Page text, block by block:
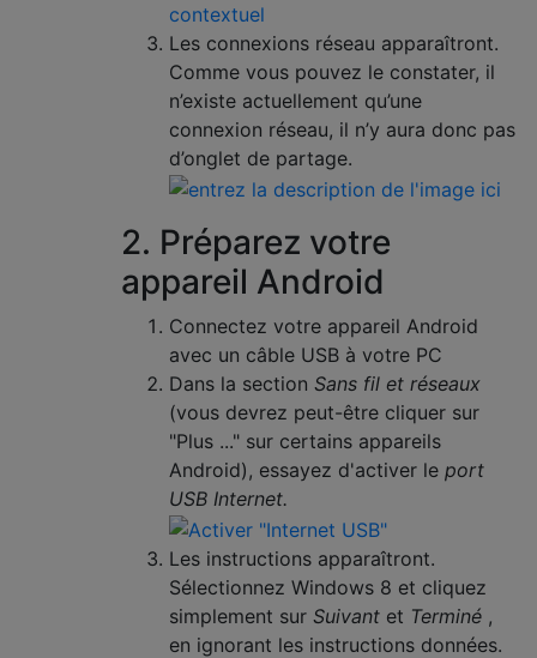
Les connexions réseau apparaîtront.
Comme vous pouvez le constater, il
n’existe actuellement qu’une
connexion réseau, il n’y aura donc pas
d’onglet de partage.
2. Préparez votre
appareil Android
Connectez votre appareil Android
avec un câble USB à votre PC
Dans la section Sans fil et réseaux
(vous devrez peut-être cliquer sur
"Plus ..." sur certains appareils
Android), essayez d'activer le port
USB Internet.
Les instructions apparaîtront.
Sélectionnez Windows 8 et cliquez
simplement sur Suivant et Terminé ,
en ignorant les instructions données.